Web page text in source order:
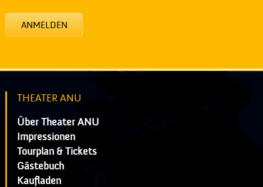
ANMELDEN
THEATER ANU
Über Theater ANU
Impressionen
Tourplan & Tickets
Gästebuch
Kaufladen